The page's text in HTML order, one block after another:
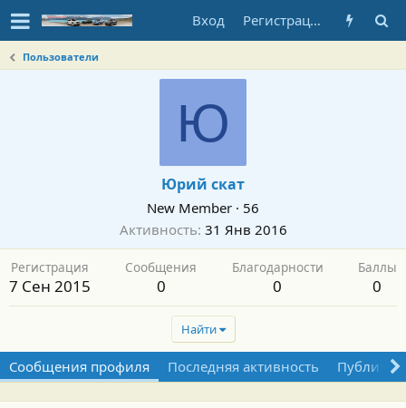
Вход Регистрация
Пользователи
Ю
Юрий скат
New Member · 56
Активность 31 Янв 2016
Регистрация
7 Сен 2015
Сообщения
0
Благодарности
0
Баллы
0
Найти
Сообщения профиля Последняя активность